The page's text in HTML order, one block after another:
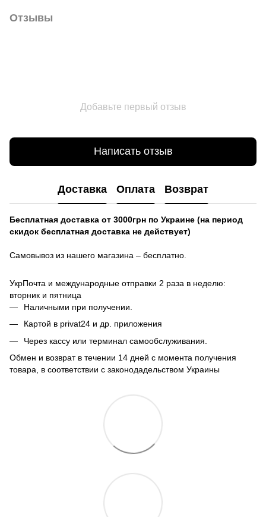
Отзывы
Добавьте первый отзыв
Написать отзыв
Доставка Оплата Возврат
Бесплатная доставка от 3000грн по Украине (на период
скидок бесплатная доставка не действует)
Самовывоз из нашего магазина – бесплатно.
УкрПочта и международные отправки 2 раза в неделю:
вторник и пятница
Наличными при получении.
Картой в privat24 и др. приложения
Через кассу или терминал самообслуживания.
Обмен и возврат в течении 14 дней с момента получения
товара, в соответствии с законодадельством Украины